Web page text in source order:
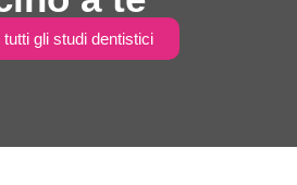
tutti gli studi dentistici